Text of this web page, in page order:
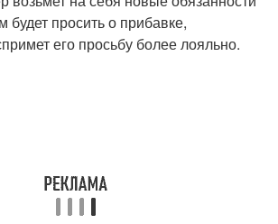
будет просить о прибавке,
его просьбу более лояльно.